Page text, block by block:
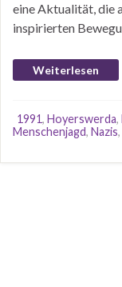
eine Aktualität, die
inspirierten
Weiterlesen
1991, Hoyerswerda,
Menschenjagd, Nazis,